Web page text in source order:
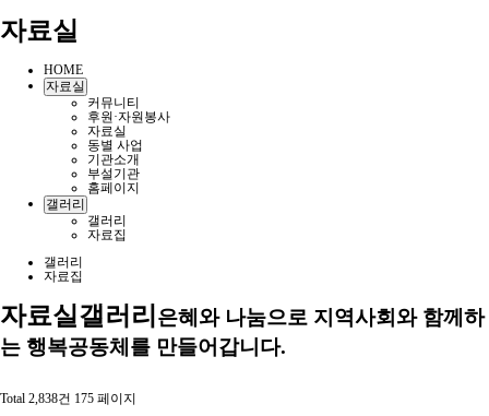
자료실
HOME
자료실
커뮤니티
후원·자원봉사
자료실
동별 사업
기관소개
부설기관
홈페이지
갤러리
갤러리
자료집
갤러리
자료집
자료실갤러리 은혜와 나눔으로 지역사회와 함께하
는 행복공동체를 만들어갑니다.
Total 2,838건 175 페이지